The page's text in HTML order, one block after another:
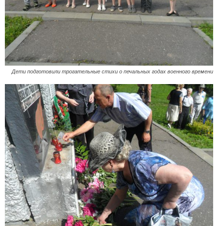
Дети подготовили трогательные стихи о печальных годах военного времени